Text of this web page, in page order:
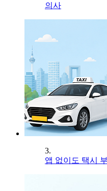
의사
3.
앱 없이도 택시